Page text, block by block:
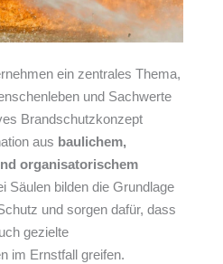
ein zentrales Thema,
und Sachwerte
Brandschutzkonzept
aus baulichem,
organisatorischem
Säulen bilden die Grundlage
und sorgen dafür, dass
gezielte
im Ernstfall greifen.